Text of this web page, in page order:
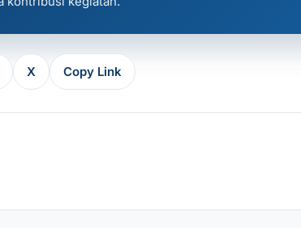
X Copy Link